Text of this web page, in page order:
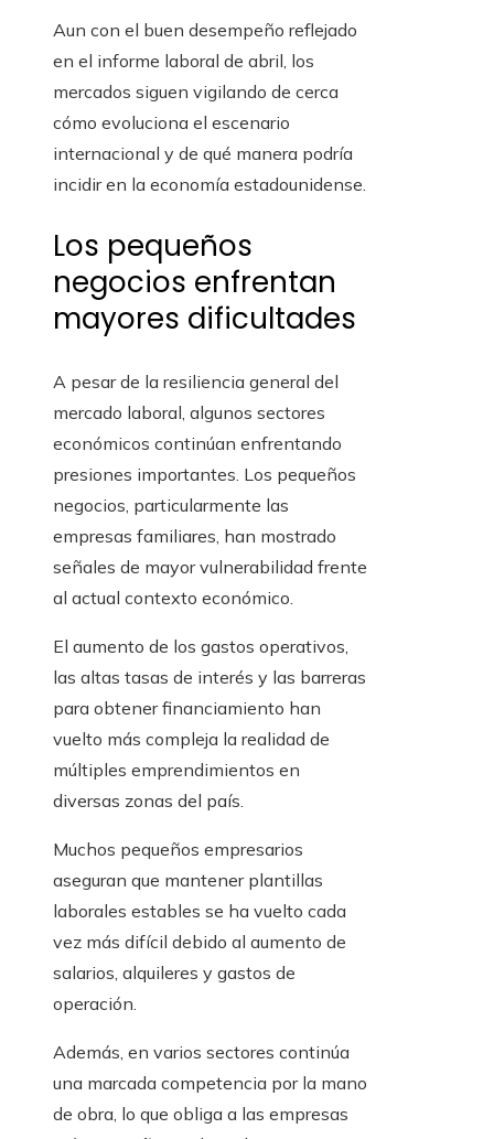
Aun con el buen desempeño reflejado
en el informe laboral de abril, los
mercados siguen vigilando de cerca
cómo evoluciona el escenario
internacional y de qué manera podría
incidir en la economía estadounidense.
Los pequeños
negocios enfrentan
mayores dificultades
A pesar de la resiliencia general del
mercado laboral, algunos sectores
económicos continúan enfrentando
presiones importantes. Los pequeños
negocios, particularmente las
empresas familiares, han mostrado
señales de mayor vulnerabilidad frente
al actual contexto económico.
El aumento de los gastos operativos,
las altas tasas de interés y las barreras
para obtener financiamiento han
vuelto más compleja la realidad de
múltiples emprendimientos en
diversas zonas del país.
Muchos pequeños empresarios
aseguran que mantener plantillas
laborales estables se ha vuelto cada
vez más difícil debido al aumento de
salarios, alquileres y gastos de
operación.
Además, en varios sectores continúa
una marcada competencia por la mano
de obra, lo que obliga a las empresas